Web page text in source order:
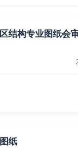
结构专业图纸会
纸